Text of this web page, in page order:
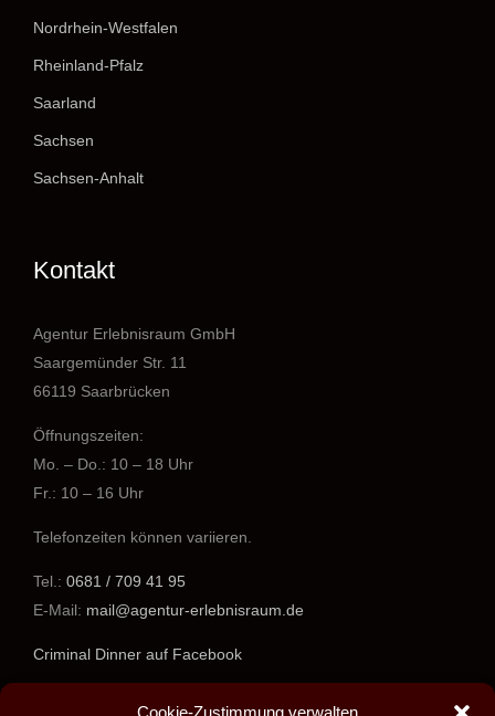
Cookie-Zustimmung verwalten
Nordrhein-Westfalen
Rheinland-Pfalz
Saarland
Sachsen
Sachsen-Anhalt
Kontakt
Agentur Erlebnisraum GmbH
Saargemünder Str. 11
66119 Saarbrücken
Öffnungszeiten:
Mo. – Do.: 10 – 18 Uhr
Fr.: 10 – 16 Uhr
Telefonzeiten können variieren.
Tel.: 0681 / 709 41 95
E-Mail: mail@agentur-erlebnisraum.de
Criminal Dinner auf Facebook